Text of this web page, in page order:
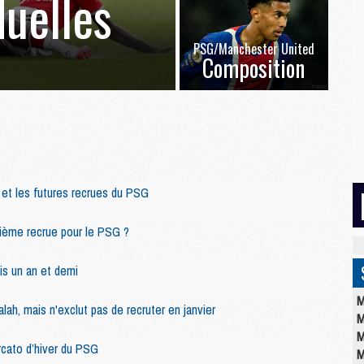
PSG/Manchester United
Composition
les futures recrues du PSG
recrue pour le PSG ?
un an et demi
mais n'exclut pas de recruter en janvier
d’hiver du PSG